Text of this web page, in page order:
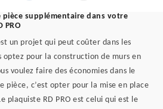
supplémentaire dans votre
PRO
un projet qui peut coûter dans les
optez pour la construction de murs en
voulez faire des économies dans le
pièce, c’est opter pour la mise en place
plaquiste RD PRO est celui qui est le